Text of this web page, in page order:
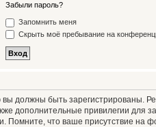
Забыли пароль?
Запомнить меня
Скрыть моё пребывание на
должны быть зарегистрированы.
дополнительные привилегии для
что ваше присутствие на